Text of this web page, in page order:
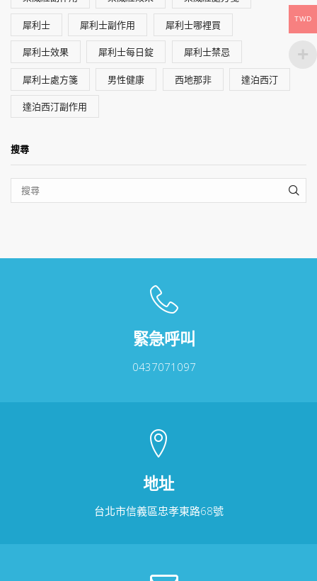
犀利士 犀利士副作用 犀利士哪裡買
犀利士效果 犀利士每日錠 犀利士禁忌
犀利士處方箋 男性健康 西地那非 達泊西汀
達泊西汀副作用
搜尋
緊急呼叫
0437071097
地址
台北市信義區忠孝東路68號
TWD